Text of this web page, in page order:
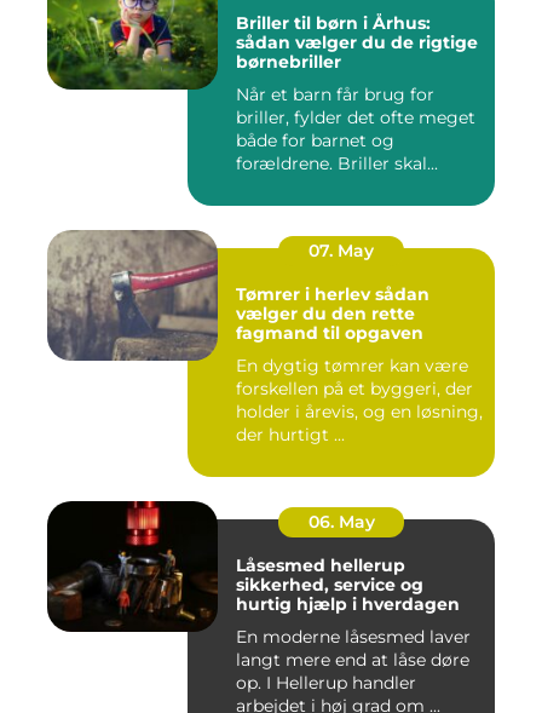
Briller til børn i Århus:
sådan vælger du de rigtige
børnebriller
Når et barn får brug for
briller, fylder det ofte meget
både for barnet og
forældrene. Briller skal...
07. May
Tømrer i herlev sådan
vælger du den rette
fagmand til opgaven
En dygtig tømrer kan være
forskellen på et byggeri, der
holder i årevis, og en løsning,
der hurtigt ...
06. May
Låsesmed hellerup
sikkerhed, service og
hurtig hjælp i hverdagen
En moderne låsesmed laver
langt mere end at låse døre
op. I Hellerup handler
arbejdet i høj grad om ...